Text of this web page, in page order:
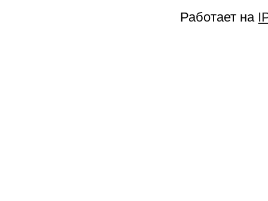
Работает на